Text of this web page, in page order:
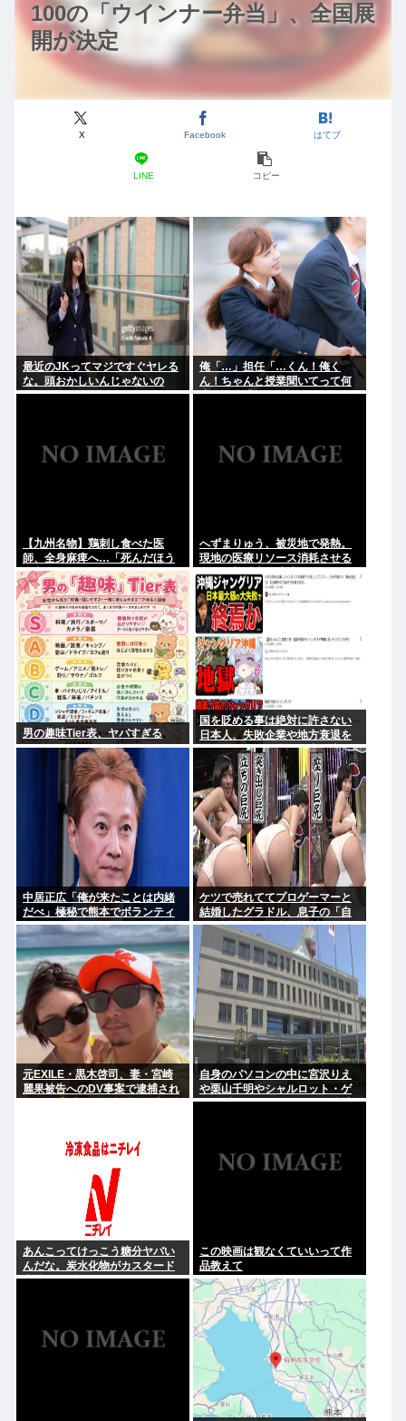
100の「ウインナー弁当」、全国展
開が決定
X Facebook はてブ
LINE コピー
最近のJKってマジですぐヤレる
な。頭おかしいんじゃないの
俺「…」担任「…くん！俺く
ん！ちゃんと授業聞いてって何
度m」俺「(───来るッ！)」
【九州名物】鶏刺し食べた医
師、全身麻痺へ…「死んだほう
が良い」
へずまりゅう、被災地で発熱。
現地の医療リソース消耗させる
とか予想以上に迷惑だったな
男の趣味Tier表、ヤバすぎる
国を貶める事は絶対に許さない
日本人、失敗企業や地方衰退を
エンタメ化して楽しむ事は大好
きだったと判明www
中居正広「俺が来たことは内緒
だべ」極秘で熊本でボランティ
アをしていたwww
ケツで売れててプロゲーマーと
結婚したグラドル、息子の「自
閉スペクトラム症」診断にショ
ックで泣く
元EXILE・黒木啓司、妻・宮崎
麗果被告へのDV事案で逮捕され
自身のパソコンの中に宮沢りえ
や栗山千明やシャルロット・ゲ
ンズブールを保存した男を逮捕
あんこってけっこう糖分ヤバい
んだな。炭水化物がカスタード
七越の1.8倍くらいあったぞ。
この映画は観なくていいって作
品教えて